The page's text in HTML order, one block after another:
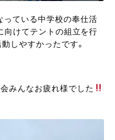
っている中学校の奉仕活
向けてテントの組立を行
しやすかったです。
みんなお疲れ様でした